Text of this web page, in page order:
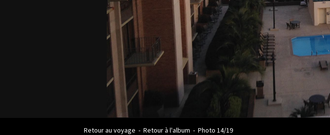
Retour au voyage - Retour à l'album - Photo 14/19